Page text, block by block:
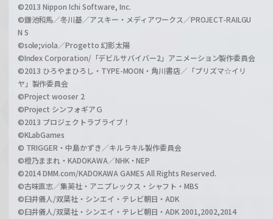
©2013 Nippon Ichi Software, Inc.
©鎌池和馬／冬川基／アスキー・メディアワークス／PROJECT-RAILGU
N S
©sole;viola／Progetto 幻影太陽
©Index Corporation/「デビルサバイバー2」アニメーション製作委員会
©2013 ひろやまひろし・TYPE-MOON・角川書店／「プリズマ☆イリ
ヤ」製作委員会
©Project wooser 2
©Project シンフォギアＧ
©2013 プロジェクトラブライブ！
©KLabGames
© TRIGGER・中島かずき／キルラキル製作委員会
©橙乃ままれ・KADOKAWA／NHK・NEP
©2014 DMM.com/KADOKAWA GAMES All Rights Reserved.
©古味直志／集英社・アニプレックス・シャフト・MBS
©臼井儀人/双葉社・シンエイ・テレビ朝日・ADK
©臼井儀人/双葉社・シンエイ・テレビ朝日・ADK 2001,2002,2014